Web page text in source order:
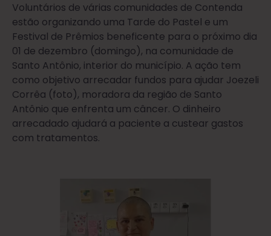
Voluntários de várias comunidades de Contenda
estão organizando uma Tarde do Pastel e um
Festival de Prêmios beneficente para o próximo dia
01 de dezembro (domingo), na comunidade de
Santo Antônio, interior do município. A ação tem
como objetivo arrecadar fundos para ajudar Joezeli
Corrêa (foto), moradora da região de Santo
Antônio que enfrenta um câncer. O dinheiro
arrecadado ajudará a paciente a custear gastos
com tratamentos.